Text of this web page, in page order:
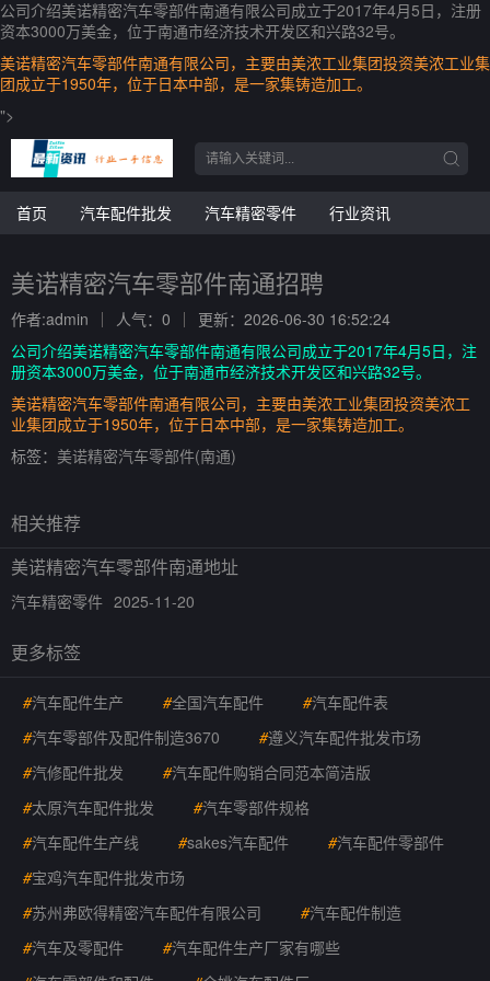
公司介绍美诺精密汽车零部件南通有限公司成立于2017年4月5日，注册
资本3000万美金，位于南通市经济技术开发区和兴路32号。
美诺精密汽车零部件南通有限公司，主要由美浓工业集团投资美浓工业集
团成立于1950年，位于日本中部，是一家集铸造加工。
">
首页 汽车配件批发 汽车精密零件 行业资讯
美诺精密汽车零部件南通招聘
作者:admin 人气：0
更新：2026-06-30 16:52:24
公司介绍美诺精密汽车零部件南通有限公司成立于2017年4月5日，注
册资本3000万美金，位于南通市经济技术开发区和兴路32号。
美诺精密汽车零部件南通有限公司，主要由美浓工业集团投资美浓工
业集团成立于1950年，位于日本中部，是一家集铸造加工。
标签： 美诺精密汽车零部件(南通)
相关推荐
美诺精密汽车零部件南通地址
汽车精密零件 2025-11-20
更多标签
#汽车配件生产 #全国汽车配件 #汽车配件表
#汽车零部件及配件制造3670 #遵义汽车配件批发市场
#汽修配件批发 #汽车配件购销合同范本简洁版
#太原汽车配件批发 #汽车零部件规格
#汽车配件生产线 #sakes汽车配件 #汽车配件零部件
#宝鸡汽车配件批发市场
#苏州弗欧得精密汽车配件有限公司 #汽车配件制造
#汽车及零配件 #汽车配件生产厂家有哪些